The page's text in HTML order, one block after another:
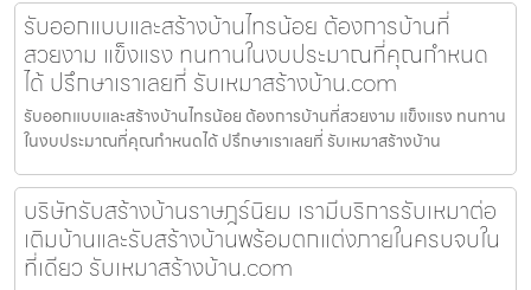
รับออกแบบและสร้างบ้านไทรน้อย ต้องการบ้านที่
สวยงาม แข็งแรง ทนทานในงบประมาณที่คุณกำหนด
ได้ ปรึกษาเราเลยที่ รับเหมาสร้างบ้าน.com
รับออกแบบและสร้างบ้านไทรน้อย ต้องการบ้านที่สวยงาม แข็งแรง ทนทาน
ในงบประมาณที่คุณกำหนดได้ ปรึกษาเราเลยที่ รับเหมาสร้างบ้าน
บริษัทรับสร้างบ้านราษฎร์นิยม เรามีบริการรับเหมาต่อ
เติมบ้านและรับสร้างบ้านพร้อมตกแต่งภายในครบจบใน
ที่เดียว รับเหมาสร้างบ้าน.com